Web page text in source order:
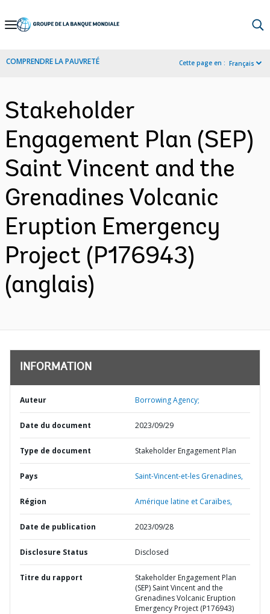
Skip
Navigation
COMPRENDRE LA PAUVRETÉ Cette page en : Français
Stakeholder
Engagement Plan (SEP)
Saint Vincent and the
Grenadines Volcanic
Eruption Emergency
Project (P176943)
(anglais)
INFORMATION
Auteur Borrowing Agency;
Date du document 2023/09/29
Type de document Stakeholder Engagement Plan
Pays Saint-Vincent-et-les Grenadines,
Région Amérique latine et Caraïbes,
Date de publication 2023/09/28
Disclosure Status Disclosed
Titre du rapport
Stakeholder Engagement Plan
(SEP) Saint Vincent and the
Grenadines Volcanic Eruption
Emergency Project (P176943)